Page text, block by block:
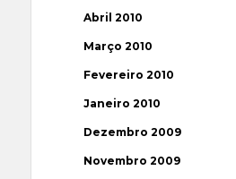
Abril 2010
Março 2010
Fevereiro 2010
Janeiro 2010
Dezembro 2009
Novembro 2009